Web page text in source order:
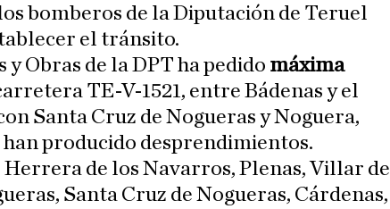
bomberos de la Diputación de Teruel
el tránsito.
y Obras de la DPT ha pedido máxima
TE-V-1521, entre Bádenas y el
Santa Cruz de Nogueras y Noguera,
han producido desprendimientos.
Herrera de los Navarros, Plenas, Villar de
Santa Cruz de Nogueras, Cárdenas,